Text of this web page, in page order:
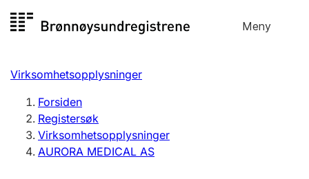
til
Meny
Registersøk
Aksjeselskap
Enkeltpersonforetak
Registrere, endre, slette
Virksomhetsopplysninger
Forsiden
Registersøk
Virksomhetsopplysninger
AURORA MEDICAL AS